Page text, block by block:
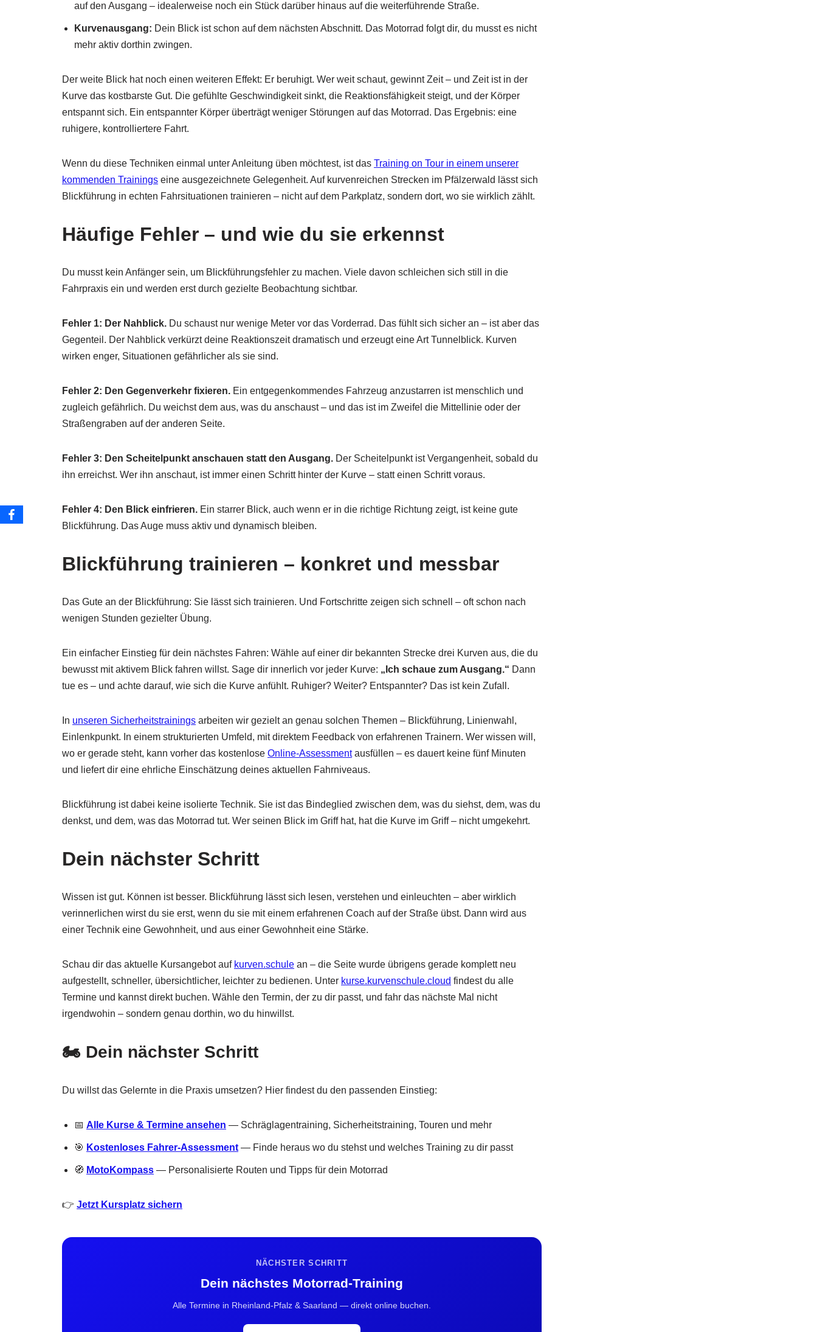
auf den Ausgang – idealerweise noch ein Stück darüber hinaus auf die weiterführende Straße.
Kurvenausgang: Dein Blick ist schon auf dem nächsten Abschnitt. Das Motorrad folgt dir, du musst es nicht
mehr aktiv dorthin zwingen.
Der weite Blick hat noch einen weiteren Effekt: Er beruhigt. Wer weit schaut, gewinnt Zeit – und Zeit ist in der
Kurve das kostbarste Gut. Die gefühlte Geschwindigkeit sinkt, die Reaktionsfähigkeit steigt, und der Körper
entspannt sich. Ein entspannter Körper überträgt weniger Störungen auf das Motorrad. Das Ergebnis: eine
ruhigere, kontrolliertere Fahrt.
Wenn du diese Techniken einmal unter Anleitung üben möchtest, ist das Training on Tour in einem unserer
kommenden Trainings eine ausgezeichnete Gelegenheit. Auf kurvenreichen Strecken im Pfälzerwald lässt sich
Blickführung in echten Fahrsituationen trainieren – nicht auf dem Parkplatz, sondern dort, wo sie wirklich zählt.
Häufige Fehler – und wie du sie erkennst
Du musst kein Anfänger sein, um Blickführungsfehler zu machen. Viele davon schleichen sich still in die
Fahrpraxis ein und werden erst durch gezielte Beobachtung sichtbar.
Fehler 1: Der Nahblick. Du schaust nur wenige Meter vor das Vorderrad. Das fühlt sich sicher an – ist aber das
Gegenteil. Der Nahblick verkürzt deine Reaktionszeit dramatisch und erzeugt eine Art Tunnelblick. Kurven
wirken enger, Situationen gefährlicher als sie sind.
Fehler 2: Den Gegenverkehr fixieren. Ein entgegenkommendes Fahrzeug anzustarren ist menschlich und
zugleich gefährlich. Du weichst dem aus, was du anschaust – und das ist im Zweifel die Mittellinie oder der
Straßengraben auf der anderen Seite.
Fehler 3: Den Scheitelpunkt anschauen statt den Ausgang. Der Scheitelpunkt ist Vergangenheit, sobald du
ihn erreichst. Wer ihn anschaut, ist immer einen Schritt hinter der Kurve – statt einen Schritt voraus.
Fehler 4: Den Blick einfrieren. Ein starrer Blick, auch wenn er in die richtige Richtung zeigt, ist keine gute
Blickführung. Das Auge muss aktiv und dynamisch bleiben.
Blickführung trainieren – konkret und messbar
Das Gute an der Blickführung: Sie lässt sich trainieren. Und Fortschritte zeigen sich schnell – oft schon nach
wenigen Stunden gezielter Übung.
Ein einfacher Einstieg für dein nächstes Fahren: Wähle auf einer dir bekannten Strecke drei Kurven aus, die du
bewusst mit aktivem Blick fahren willst. Sage dir innerlich vor jeder Kurve: „Ich schaue zum Ausgang.“ Dann
tue es – und achte darauf, wie sich die Kurve anfühlt. Ruhiger? Weiter? Entspannter? Das ist kein Zufall.
In unseren Sicherheitstrainings arbeiten wir gezielt an genau solchen Themen – Blickführung, Linienwahl,
Einlenkpunkt. In einem strukturierten Umfeld, mit direktem Feedback von erfahrenen Trainern. Wer wissen will,
wo er gerade steht, kann vorher das kostenlose Online-Assessmentausfüllen – es dauert keine fünf Minuten
und liefert dir eine ehrliche Einschätzung deines aktuellen Fahrniveaus.
Blickführung ist dabei keine isolierte Technik. Sie ist das Bindeglied zwischen dem, was du siehst, dem, was du
denkst, und dem, was das Motorrad tut. Wer seinen Blick im Griff hat, hat die Kurve im Griff – nicht umgekehrt.
Dein nächster Schritt
Wissen ist gut. Können ist besser. Blickführung lässt sich lesen, verstehen und einleuchten – aber wirklich
verinnerlichen wirst du sie erst, wenn du sie mit einem erfahrenen Coach auf der Straße übst. Dann wird aus
einer Technik eine Gewohnheit, und aus einer Gewohnheit eine Stärke.
Schau dir das aktuelle Kursangebot auf kurven.schule an – die Seite wurde übrigens gerade komplett neu
aufgestellt, schneller, übersichtlicher, leichter zu bedienen. Unter kurse.kurvenschule.cloud findest du alle
Termine und kannst direkt buchen. Wähle den Termin, der zu dir passt, und fahr das nächste Mal nicht
irgendwohin – sondern genau dorthin, wo du hinwillst.
🏍️ Dein nächster Schritt
Du willst das Gelernte in die Praxis umsetzen? Hier findest du den passenden Einstieg:
📅 Alle Kurse & Termine ansehen — Schräglagentraining, Sicherheitstraining, Touren und mehr
🎯 Kostenloses Fahrer-Assessment — Finde heraus wo du stehst und welches Training zu dir passt
🧭 MotoKompass — Personalisierte Routen und Tipps für dein Motorrad
👉 Jetzt Kursplatz sichern
NÄCHSTER SCHRITT
Dein nächstes Motorrad-Training
Alle Termine in Rheinland-Pfalz & Saarland — direkt online buchen.